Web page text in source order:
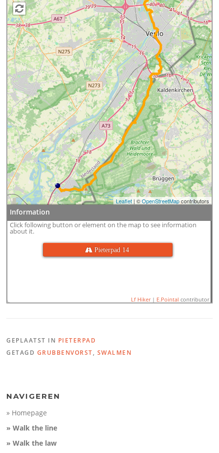
Leaflet| ©OpenStreetMapcontributors
 Pieterpad 14
Information
Click following button or element on the map to see information
about it.
Lf Hiker| E.Pointal contributor
GEPLAATST IN PIETERPAD
GETAGD GRUBBENVORST, SWALMEN
NAVIGEREN
» Homepage
» Walk the line
» Walk the law